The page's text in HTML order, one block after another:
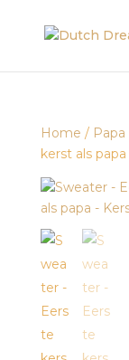
Home /
kerst als